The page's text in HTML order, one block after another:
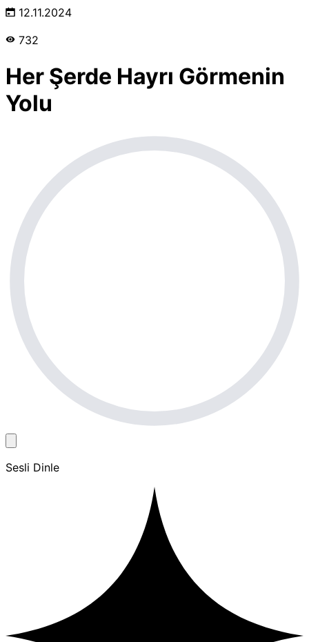
12.11.2024
732
Her Şerde Hayrı Görmenin
Yolu
Sesli Dinle